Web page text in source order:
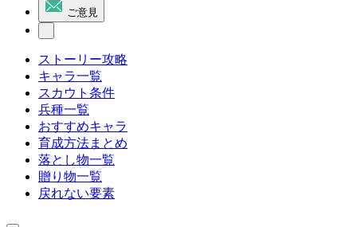
ご意見
ストーリー攻略
キャラ一覧
スカウト条件
兵種一覧
おすすめキャラ
育成方法まとめ
落とし物一覧
贈り物一覧
戻れない要素